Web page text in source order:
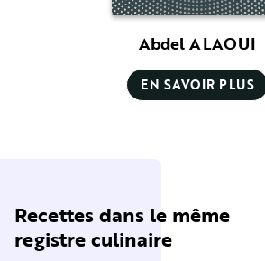
Abdel ALAOUI
EN SAVOIR PLUS
Recettes dans le même
registre culinaire